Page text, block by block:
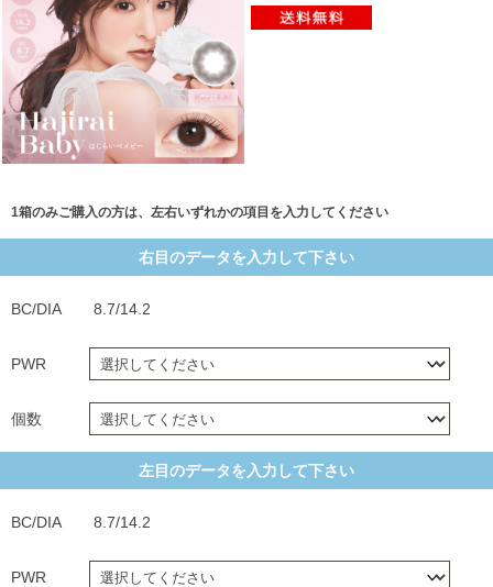
1箱のみご購入の方は、左右いずれかの項目を入力してください
右目のデータを入力して下さい
BC/DIA 8.7/14.2
PWR
個数
左目のデータを入力して下さい
BC/DIA 8.7/14.2
PWR